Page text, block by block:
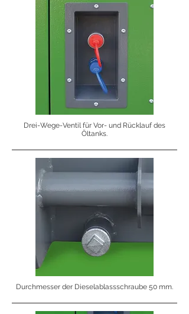
Drei-Wege-Ventil für Vor- und Rücklauf des
Öltanks.
Durchmesser der Dieselablassschraube 50 mm.